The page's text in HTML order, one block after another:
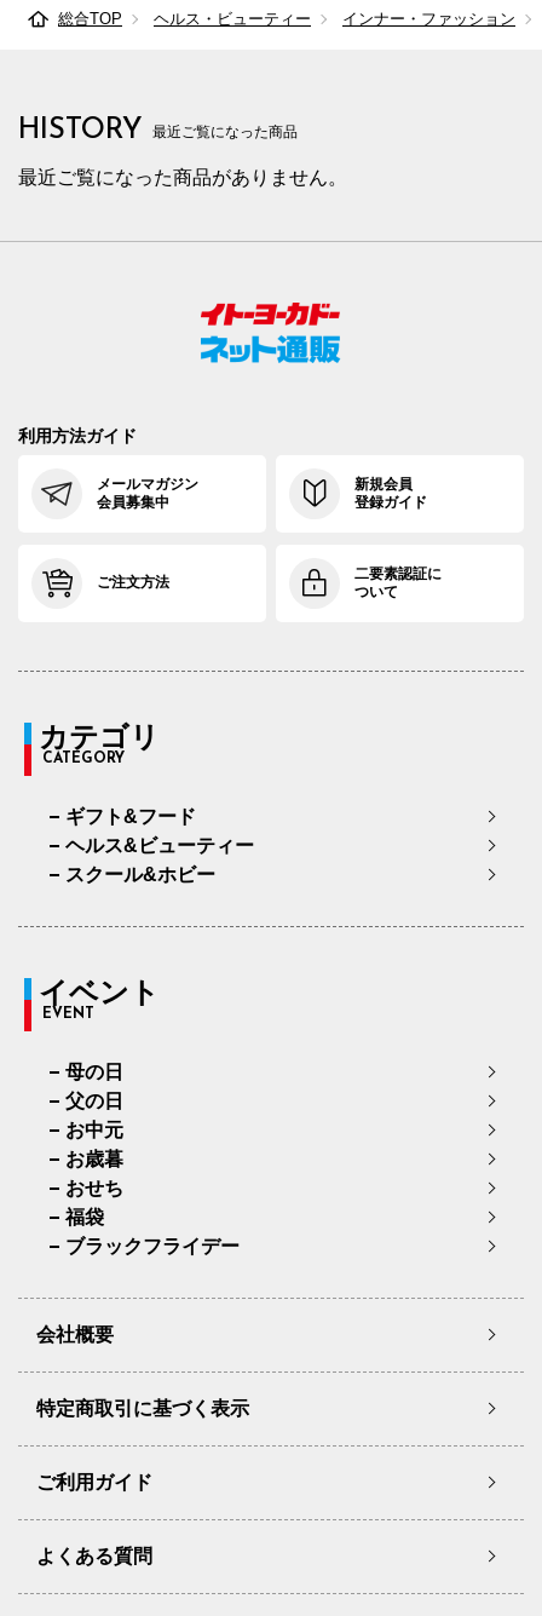
総合TOP ヘルス・ビューティー インナー・ファッション
HISTORY 最近ご覧になった商品
最近ご覧になった商品がありません。
利用方法ガイド
メールマガジン
会員募集中
新規会員
登録ガイド
ご注文方法
二要素認証に
ついて
カテゴリ
CATEGORY
ギフト&フード
ヘルス&ビューティー
スクール&ホビー
イベント
EVENT
母の日
父の日
お中元
お歳暮
おせち
福袋
ブラックフライデー
会社概要
特定商取引に基づく表示
ご利用ガイド
よくある質問